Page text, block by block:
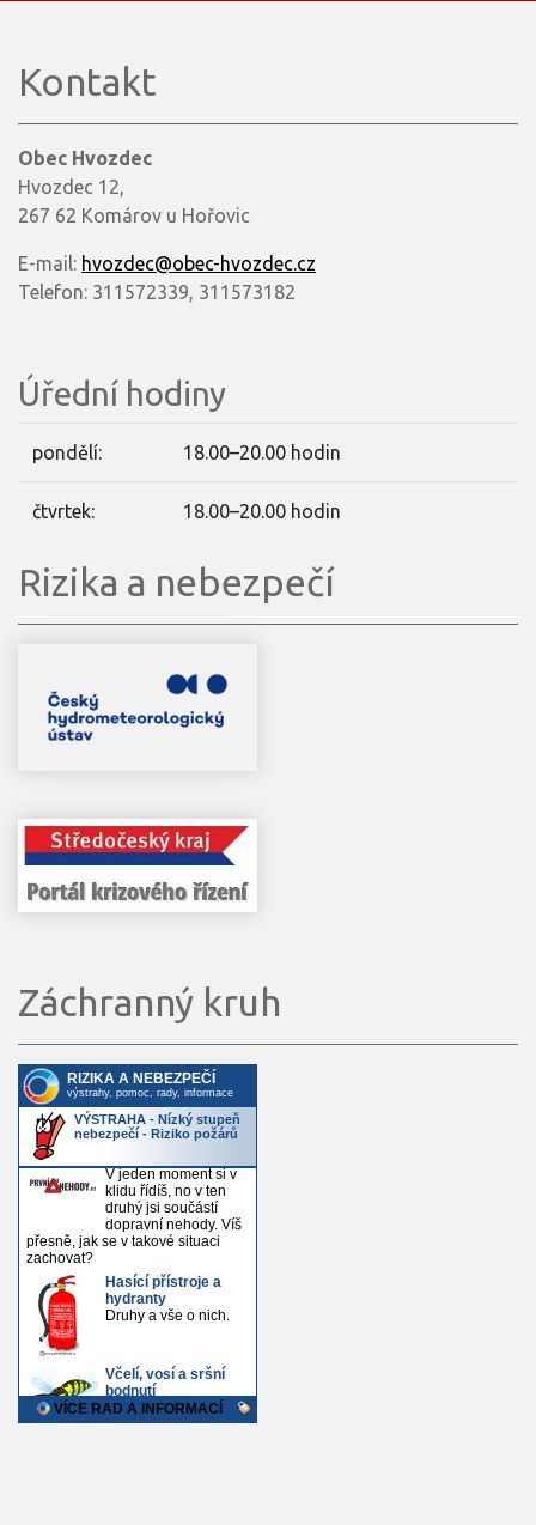
Kontakt
Obec Hvozdec
Hvozdec 12,
267 62 Komárov u Hořovic
E-mail: hvozdec@obec-hvozdec.cz
Telefon: 311572339, 311573182
Úřední hodiny
pondělí: 18.00–20.00 hodin
čtvrtek: 18.00–20.00 hodin
Rizika a nebezpečí
Záchranný kruh